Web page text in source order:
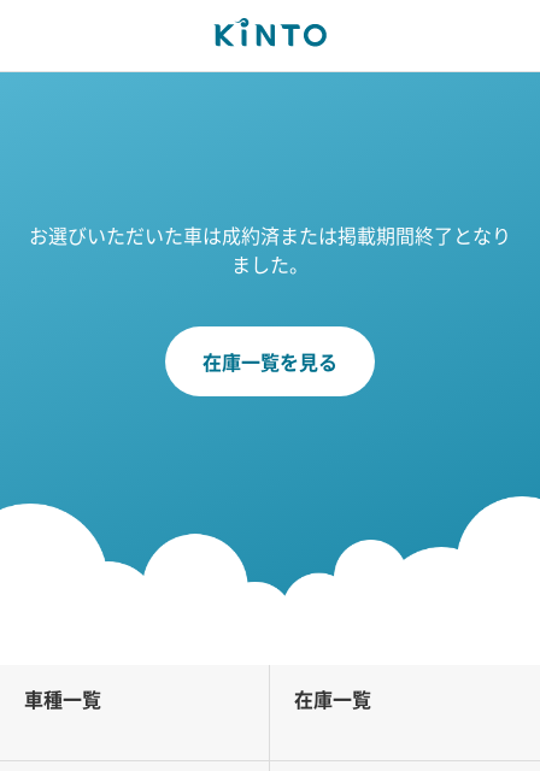
お選びいただいた車は成約済または掲載期間終了となり
ました。
在庫一覧を見る
車種一覧 在庫一覧